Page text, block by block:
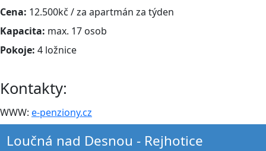
Cena: 12.500kč / za apartmán za týden
Kapacita: max. 17 osob
Pokoje: 4 ložnice
Kontakty:
WWW: e-penziony.cz
Loučná nad Desnou - Rejhotice